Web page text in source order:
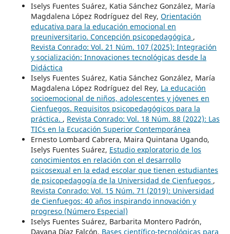
Iselys Fuentes Suárez, Katia Sánchez González, María
Magdalena López Rodríguez del Rey, Orientación
educativa para la educación emocional en
preuniversitario. Concepción psicopedagógica ,
Revista Conrado: Vol. 21 Núm. 107 (2025): Integración
y socialización: Innovaciones tecnológicas desde la
Didáctica
Iselys Fuentes Suárez, Katia Sánchez González, María
Magdalena López Rodríguez del Rey, La educación
socioemocional de niños, adolescentes y jóvenes en
Cienfuegos. Requisitos psicopedagógicos para la
práctica. , Revista Conrado: Vol. 18 Núm. 88 (2022): Las
TICs en la Ecucación Superior Contemporánea
Ernesto Lombard Cabrera, Maira Quintana Ugando,
Iselys Fuentes Suárez, Estudio exploratorio de los
conocimientos en relación con el desarrollo
psicosexual en la edad escolar que tienen estudiantes
de psicopedagogía de la Universidad de Cienfuegos ,
Revista Conrado: Vol. 15 Núm. 71 (2019): Universidad
de Cienfuegos: 40 años inspirando innovación y
progreso (Número Especial)
Iselys Fuentes Suárez, Barbarita Montero Padrón,
Dayana Díaz Falcón, Bases científico-tecnológicas para